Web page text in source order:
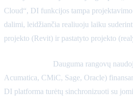
Cloud“, DI funkcijos tampa
dalimi, leidžiančia realiuoju laiku
projekto (Revit) ir pastatyto projekto
Dauguma rangovų
Acumatica, CMiC, Sage, Oracle)
DI platforma turėtų sinchronizuoti su